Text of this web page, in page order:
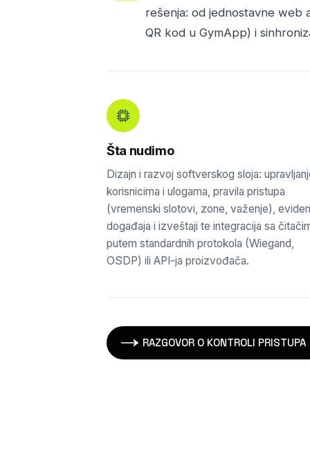
rešenja: od jednostavne web
QR kod u GymApp) i
Šta nudimo
Dizajn i razvoj softverskog sloja:
korisnicima i ulogama, pravila pristupa
(vremenski slotovi, zone, važenje),
događaja i izveštaji te integracija sa
putem standardnih protokola (Wiegand,
OSDP) ili API-ja proizvođača.
RAZGOVOR O KONTROLI PRISTUPA